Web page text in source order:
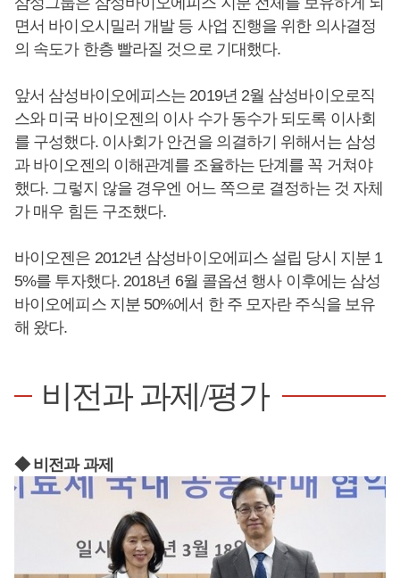
면서 바이오시밀러 개발 등 사업 진행을 위한 의사결정
의 속도가 한층 빨라질 것으로 기대했다.
앞서 삼성바이오에피스는 2019년 2월 삼성바이오로직
스와 미국 바이오젠의 이사 수가 동수가 되도록 이사회
를 구성했다. 이사회가 안건을 의결하기 위해서는 삼성
과 바이오젠의 이해관계를 조율하는 단계를 꼭 거쳐야
했다. 그렇지 않을 경우엔 어느 쪽으로 결정하는 것 자체
가 매우 힘든 구조했다.
바이오젠은 2012년 삼성바이오에피스 설립 당시 지분 1
5%를 투자했다. 2018년 6월 콜옵션 행사 이후에는 삼성
바이오에피스 지분 50%에서 한 주 모자란 주식을 보유
해 왔다.
비전과 과제/평가
◆ 비전과 과제